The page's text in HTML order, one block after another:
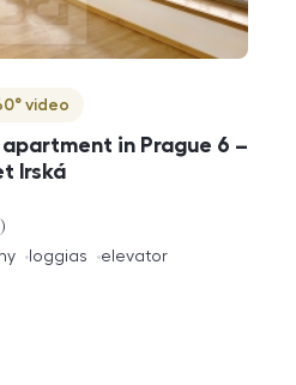
apartment in Prague 6 –
Irská
video
loggias elevator